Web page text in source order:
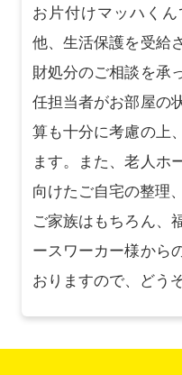
お片付けマッハく
他、生活保護を受給
財処分のご相談を承
任担当者がお部屋の
算も十分に考慮の上
ます。また、老人ホ
向けたご自宅の整理
ご家族はもちろん、
ースワーカー様から
おりますので、どう